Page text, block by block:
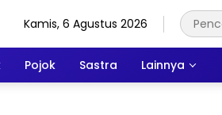
Kamis, 6 Agustus 2026
Pojok Sastra Lainnya